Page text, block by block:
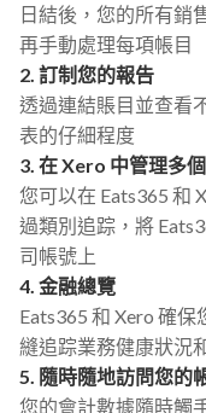
日結後，您的所有銷
再手動處理每項帳目
2. 訂制您的報告
透過連結賬目並查看
表的仔細程度
3. 在 Xero 中管理多
您可以在 Eats365 和
過類別追踪，將
司帳號上
4. 金融總覽
Eats365 和 Xero 確
縫追踪業務健康狀況
5. 隨時隨地訪問您的
您的會計數據隨時觸